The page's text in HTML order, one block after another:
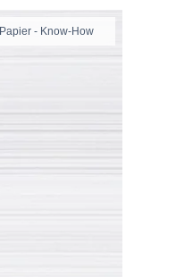
Papier - Know-How